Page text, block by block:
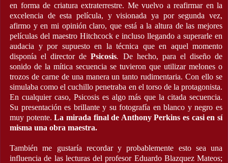
en forma de criatura extraterrestre. Me vuelvo a reafirmar en la
excelencia de esta película, y visionada ya por segunda vez,
afirmo y en mi opinión claro, que está a la altura de las mejores
películas del maestro Hitchcock e incluso llegando a superarle en
audacia y por supuesto en la técnica que en aquel momento
disponía el director dePsicosis. De hecho, para el diseño de
sonido de la mítica secuencia se tuvieron que utilizar melones o
trozos de carne de una manera un tanto rudimentaria. Con ello se
simulaba como el cuchillo penetraba en el torso de la protagonista.
En cualquier caso, Psicosis es algo más que la citada secuencia.
Su presentación es brillante y su fotografía en blanco y negro es
muy potente.La mirada final de Anthony Perkins es casi en sí
misma una obra maestra.
También me gustaría recordar y probablemente esto sea una
influencia de las lecturas del profesor Eduardo Blazquez Mateos;